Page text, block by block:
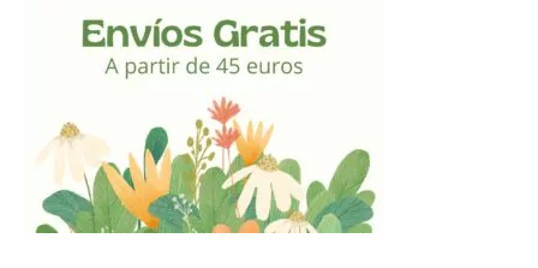
se
pueden
elegir
página
de
producto